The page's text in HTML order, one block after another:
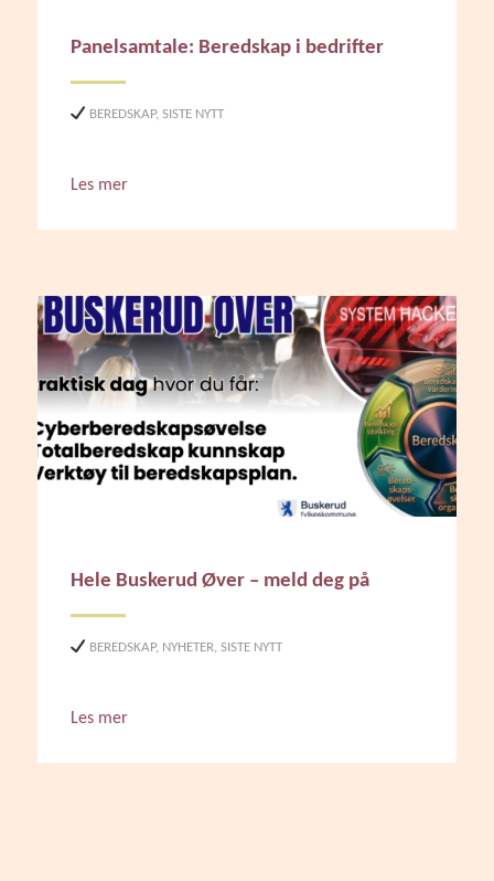
Panelsamtale: Beredskap i bedrifter
BEREDSKAP,SISTE NYTT
Les mer
Hele Buskerud Øver – meld deg på
BEREDSKAP, NYHETER,SISTE NYTT
Les mer